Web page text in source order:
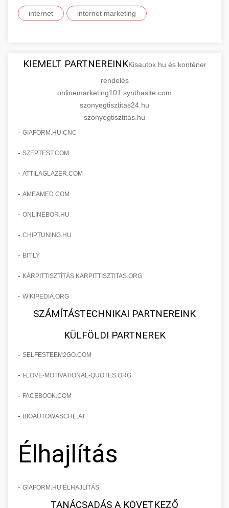
internet internet marketing
KIEMELT PARTNEREINKKisautok.hu és konténer
rendelés
onlinemarketing101.synthasite.com
szonyegtisztitas24.hu
szonyegtisztitas.hu
- GIAFORM.HU CNC
- SZEPTEST.COM
- ATTILAGLAZER.COM
- AMEAMED.COM
- ONLINEBOR.HU
- CHIPTUNING.HU
- BIT.LY
- KÁRPITTISZTÍTÁS KARPITTISZTITAS.ORG
- WIKIPEDIA.ORG
SZÁMÍTÁSTECHNIKAI PARTNEREINK
KÜLFÖLDI PARTNEREK
- SELFESTEEM2GO.COM
- I-LOVE-MOTIVATIONAL-QUOTES.ORG
- FACEBOOK.COM
- BIOAUTOWASCHE.AT
Élhajlítás
- GIAFORM.HU ÉLHAJLÍTÁS
TANÁCSADÁS A KÖVETKEZŐ